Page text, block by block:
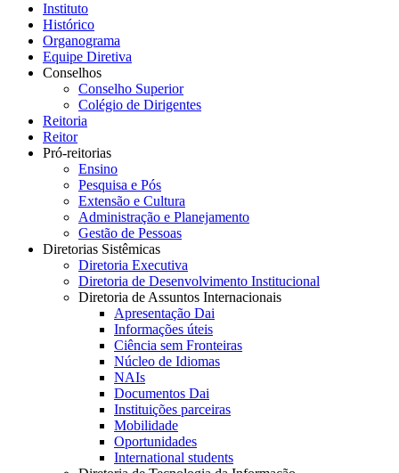
Instituto
Histórico
Organograma
Equipe Diretiva
Conselhos
Conselho Superior
Colégio de Dirigentes
Reitoria
Reitor
Pró-reitorias
Ensino
Pesquisa e Pós
Extensão e Cultura
Administração e Planejamento
Gestão de Pessoas
Diretorias Sistêmicas
Diretoria Executiva
Diretoria de Desenvolvimento Institucional
Diretoria de Assuntos Internacionais
Apresentação Dai
Informações úteis
Ciência sem Fronteiras
Núcleo de Idiomas
NAIs
Documentos Dai
Instituições parceiras
Mobilidade
Oportunidades
International students